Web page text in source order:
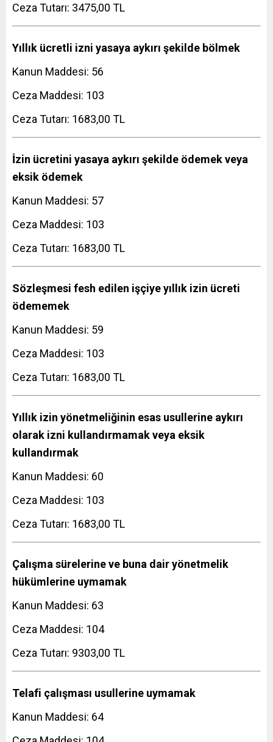
Ceza Tutarı: 3475,00 TL
Yıllık ücretli izni yasaya aykırı şekilde bölmek
Kanun Maddesi: 56
Ceza Maddesi: 103
Ceza Tutarı: 1683,00 TL
İzin ücretini yasaya aykırı şekilde ödemek veya
eksik ödemek
Kanun Maddesi: 57
Ceza Maddesi: 103
Ceza Tutarı: 1683,00 TL
Sözleşmesi fesh edilen işçiye yıllık izin ücreti
ödememek
Kanun Maddesi: 59
Ceza Maddesi: 103
Ceza Tutarı: 1683,00 TL
Yıllık izin yönetmeliğinin esas usullerine aykırı
olarak izni kullandırmamak veya eksik
kullandırmak
Kanun Maddesi: 60
Ceza Maddesi: 103
Ceza Tutarı: 1683,00 TL
Çalışma sürelerine ve buna dair yönetmelik
hükümlerine uymamak
Kanun Maddesi: 63
Ceza Maddesi: 104
Ceza Tutarı: 9303,00 TL
Telafi çalışması usullerine uymamak
Kanun Maddesi: 64